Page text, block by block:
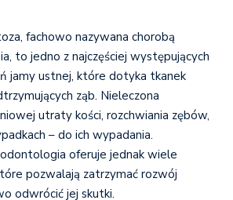
fachowo nazywana chorobą
to jedno z najczęściej występujących
jamy ustnej, które dotyka tkanek
ząb. Nieleczona
utraty kości, rozchwiania zębów,
– do ich wypadania.
oferuje jednak wiele
pozwalają zatrzymać rozwój
odwrócić jej skutki.